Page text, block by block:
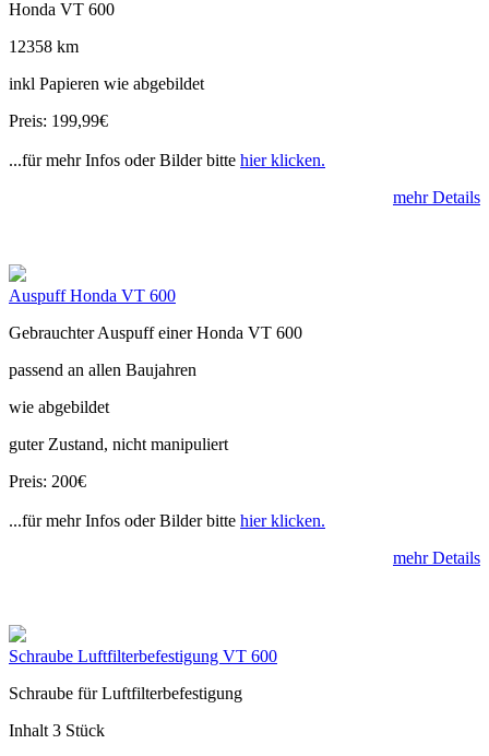
Honda VT 600
12358 km
inkl Papieren wie abgebildet
Preis: 199,99€
...für mehr Infos oder Bilder bitte hier klicken.
mehr Details
Auspuff Honda VT 600
Gebrauchter Auspuff einer Honda VT 600
passend an allen Baujahren
wie abgebildet
guter Zustand, nicht manipuliert
Preis: 200€
...für mehr Infos oder Bilder bitte hier klicken.
mehr Details
Schraube Luftfilterbefestigung VT 600
Schraube für Luftfilterbefestigung
Inhalt 3 Stück